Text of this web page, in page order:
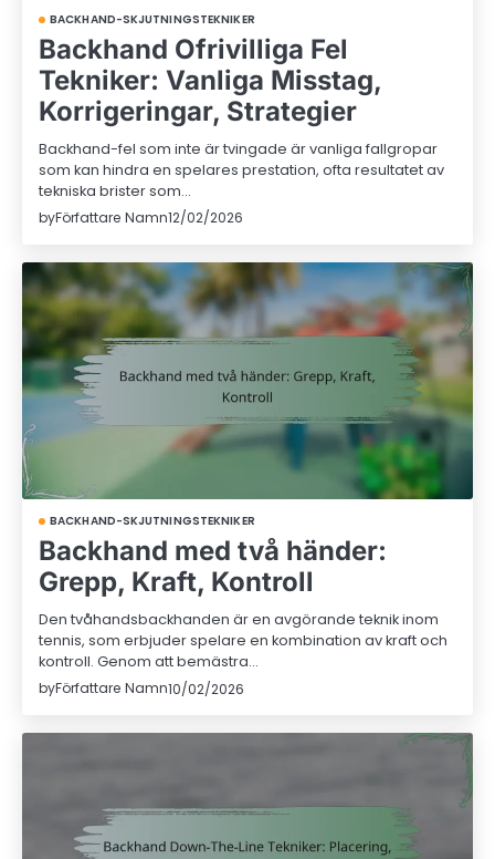
BACKHAND-SKJUTNINGSTEKNIKER
Backhand Ofrivilliga Fel
Tekniker: Vanliga Misstag,
Korrigeringar, Strategier
Backhand-fel som inte är tvingade är vanliga fallgropar
som kan hindra en spelares prestation, ofta resultatet av
tekniska brister som…
byFörfattare Namn12/02/2026
BACKHAND-SKJUTNINGSTEKNIKER
Backhand med två händer:
Grepp, Kraft, Kontroll
Den tvåhandsbackhanden är en avgörande teknik inom
tennis, som erbjuder spelare en kombination av kraft och
kontroll. Genom att bemästra…
byFörfattare Namn10/02/2026